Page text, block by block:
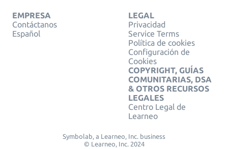
EMPRESA
Contáctanos
Español
LEGAL
Privacidad
Service Terms
Política de cookies
Configuración de
Cookies
COPYRIGHT, GUÍAS
COMUNITARIAS, DSA
& OTROS RECURSOS
LEGALES
Centro Legal de
Learneo
Symbolab, a Learneo, Inc. business
© Learneo, Inc. 2024